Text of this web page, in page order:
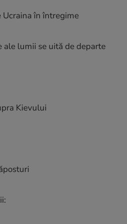
Ucraina în întregime
ale lumii se uită de departe
Kievului